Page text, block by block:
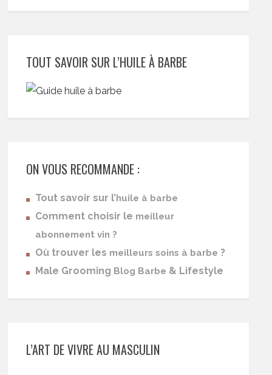
TOUT SAVOIR SUR L’HUILE À BARBE
ON VOUS RECOMMANDE :
Tout savoir sur l’huile à barbe
Comment choisir le meilleur
abonnement vin ?
Où trouver les meilleurs soins à barbe ?
Male Grooming Blog Barbe & Lifestyle
L’ART DE VIVRE AU MASCULIN